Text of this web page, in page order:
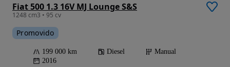
Fiat 500 1.3 16V MJ Lounge S&S
1248 cm3 • 95 cv
Promovido
199 000 km Diesel
Manual
2016